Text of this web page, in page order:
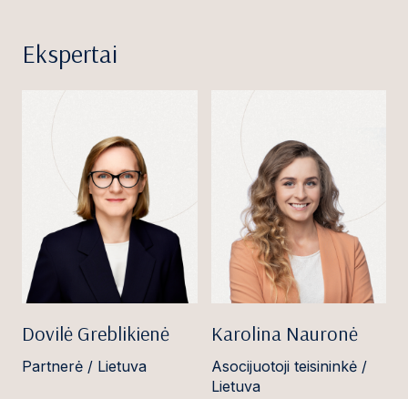
Ekspertai
Dovilė Greblikienė
Partnerė / Lietuva
Karolina Nauronė
Asocijuotoji teisininkė /
Lietuva